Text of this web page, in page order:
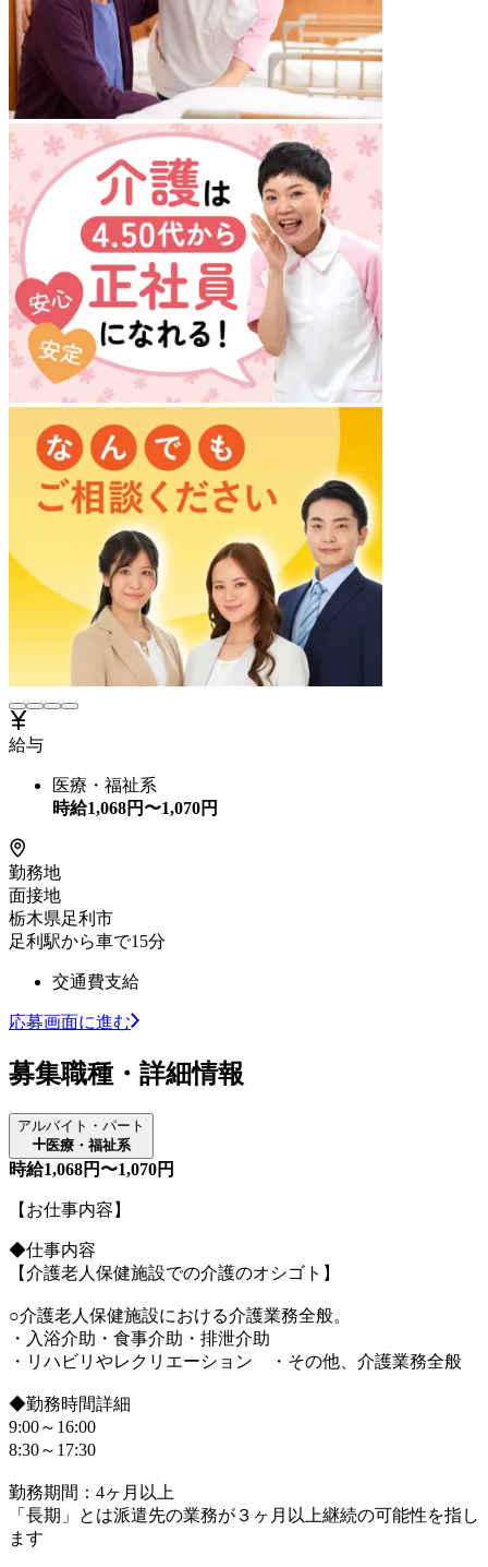
給与
医療・福祉系
時給1,068円〜1,070円
勤務地
面接地
栃木県足利市
足利駅から車で15分
交通費支給
応募画面に進む
募集職種・詳細情報
アルバイト・パート
医療・福祉系
時給1,068円〜1,070円
【お仕事内容】
◆仕事内容
【介護老人保健施設での介護のオシゴト】
○介護老人保健施設における介護業務全般。
・入浴介助・食事介助・排泄介助
・リハビリやレクリエーション ・その他、介護業務全般
◆勤務時間詳細
9:00～16:00
8:30～17:30
勤務期間：4ヶ月以上
「長期」とは派遣先の業務が３ヶ月以上継続の可能性を指し
ます